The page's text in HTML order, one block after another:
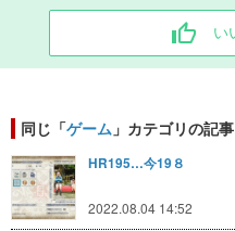
い
同じ「ゲーム 」カテゴリの記事
HR195…今19８
2022.08.04 14:52